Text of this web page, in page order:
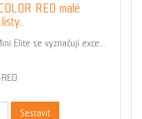
RED malé
Elite se vyznačují exce...
Sestavit